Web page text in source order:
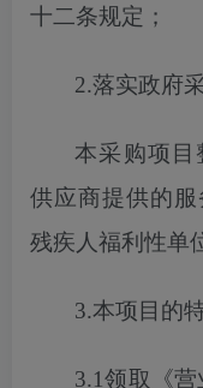
十二条规定；
2.落实政府
本采购项目
供应商提供的
残疾人福利性单
3.本项目的
3.1领取《营